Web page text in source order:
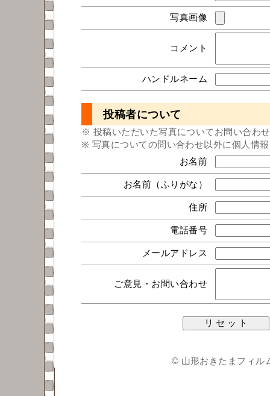
写真画像
コメント
ハンドルネーム
投稿者について
※ 投稿いただいた写真についてお問い合わ
※ 写真についての問い合わせ以外に個人情
お名前
お名前（ふりがな）
住所
電話番号
メールアドレス
ご意見・お問い合わせ
© 山形おきたまフィル